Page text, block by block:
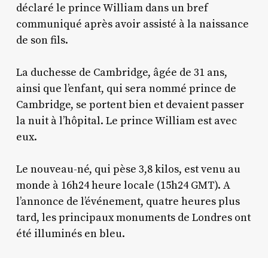
déclaré le prince William dans un bref
communiqué après avoir assisté à la naissance
de son fils.
La duchesse de Cambridge, âgée de 31 ans,
ainsi que l’enfant, qui sera nommé prince de
Cambridge, se portent bien et devaient passer
la nuit à l’hôpital. Le prince William est avec
eux.
Le nouveau-né, qui pèse 3,8 kilos, est venu au
monde à 16h24 heure locale (15h24 GMT). A
l’annonce de l’événement, quatre heures plus
tard, les principaux monuments de Londres ont
été illuminés en bleu.